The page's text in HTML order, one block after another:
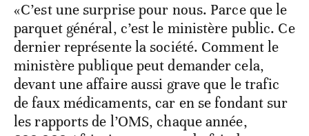
«C’est une surprise pour nous. Parce que le
parquet général, c’est le ministère public. Ce
dernier représente la société. Comment le
ministère publique peut demander cela,
devant une affaire aussi grave que le trafic
de faux médicaments, car en se fondant sur
les rapports de l’OMS, chaque année,